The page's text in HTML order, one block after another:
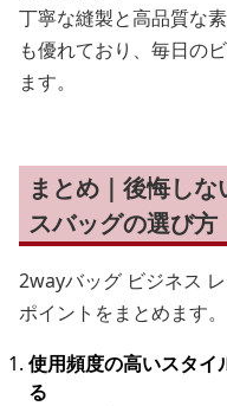
丁寧な縫製と高品質な
も優れており、毎日の
ます。
まとめ｜後悔し
スバッグの選び方
2wayバッグ ビジネス
ポイントをまとめます。
使用頻度の高いスタイ
る